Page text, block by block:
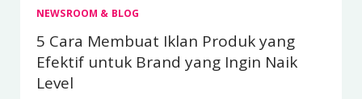
NEWSROOM & BLOG
5 Cara Membuat Iklan Produk yang
Efektif untuk Brand yang Ingin Naik
Level